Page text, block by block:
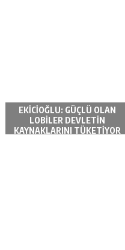
EKİCİOĞLU: GÜÇLÜ OLAN
LOBİLER DEVLETİN
KAYNAKLARINI TÜKETİYOR